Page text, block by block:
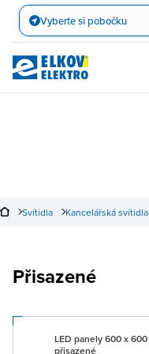
Přejít
obsah
Vyberte si pobočku
Kancelářská svítidla
Svítidla
Přisazené
LED panely 600 x 600
přisazené